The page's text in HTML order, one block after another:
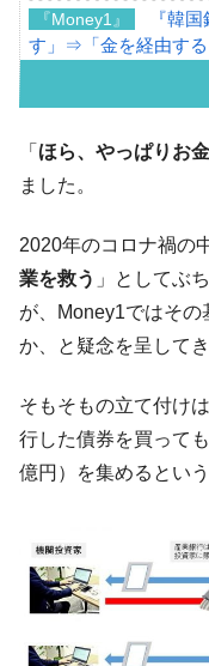
『Money1』
『韓
す」⇒「金を経由する
ル」まで拡大 ⇒ 海外
『Money1』
韓国･
い「50.5％」に上昇
た ⇒ 国家が行った恐
断
『Money1』
韓国･
動」
国の過剰生産が世界
『Money1』
韓国製
種は全般的「不調」⇒
『Money1』 韓国で
『Money1』
韓国
「KDDX」1番艦、
「 ほら、やっぱりお
ました。
2020年のコロナ禍の
業を救う 」としてぶ
が、Money1ではそ
か、と疑念を呈してき
そもそもの立て付け
行した債券を買っても
億円）を集めるとい